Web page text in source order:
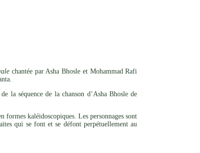
chantée par Asha Bhosle et Mohammad Rafi
la séquence de la chanson d’Asha Bhosle de
formes kaléidoscopiques. Les personnages sont
qui se font et se défont perpétuellement au